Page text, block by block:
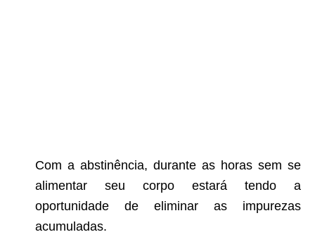
Com a abstinência, durante as horas sem se
alimentar seu corpo estará tendo a
oportunidade de eliminar as impurezas
acumuladas.